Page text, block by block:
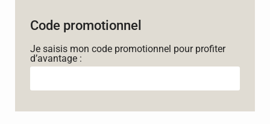
Code promotionnel
Je saisis mon code promotionnel pour profiter
d’avantage :